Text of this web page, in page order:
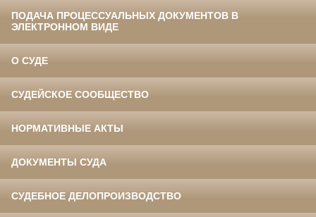
ПОДАЧА ПРОЦЕССУАЛЬНЫХ ДОКУМЕНТОВ В
ЭЛЕКТРОННОМ ВИДЕ
О СУДЕ
СУДЕЙСКОЕ СООБЩЕСТВО
НОРМАТИВНЫЕ АКТЫ
ДОКУМЕНТЫ СУДА
СУДЕБНОЕ ДЕЛОПРОИЗВОДСТВО